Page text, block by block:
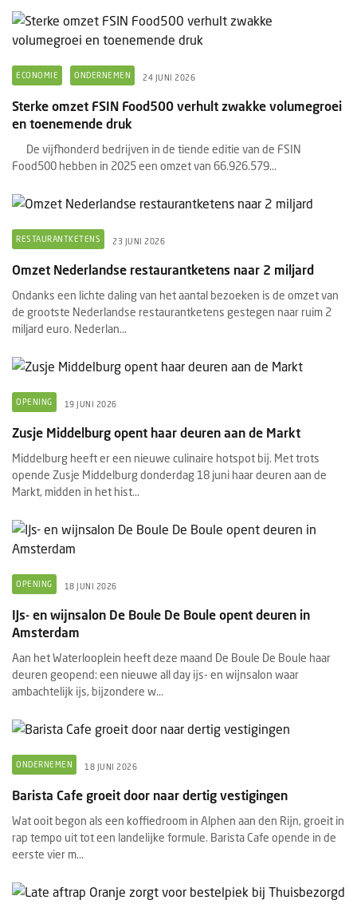
ECONOMIE ONDERNEMEN 24 JUNI 2026
Sterke omzet FSIN Food500 verhult zwakke volumegroei
en toenemende druk
De vijfhonderd bedrijven in de tiende editie van de FSIN
Food500 hebben in 2025 een omzet van 66.926.579...
RESTAURANTKETENS 23 JUNI 2026
Omzet Nederlandse restaurantketens naar 2 miljard
Ondanks een lichte daling van het aantal bezoeken is de omzet van
de grootste Nederlandse restaurantketens gestegen naar ruim 2
miljard euro. Nederlan...
OPENING 19 JUNI 2026
Zusje Middelburg opent haar deuren aan de Markt
Middelburg heeft er een nieuwe culinaire hotspot bij. Met trots
opende Zusje Middelburg donderdag 18 juni haar deuren aan de
Markt, midden in het hist...
OPENING 18 JUNI 2026
IJs- en wijnsalon De Boule De Boule opent deuren in
Amsterdam
Aan het Waterlooplein heeft deze maand De Boule De Boule haar
deuren geopend: een nieuwe all day ijs- en wijnsalon waar
ambachtelijk ijs, bijzondere w...
ONDERNEMEN 18 JUNI 2026
Barista Cafe groeit door naar dertig vestigingen
Wat ooit begon als een koffiedroom in Alphen aan den Rijn, groeit in
rap tempo uit tot een landelijke formule. Barista Cafe opende in de
eerste vier m...